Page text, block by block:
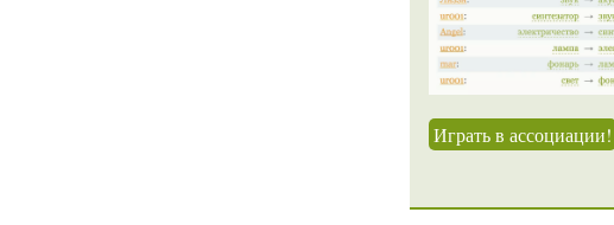
Играть в ассоциации!